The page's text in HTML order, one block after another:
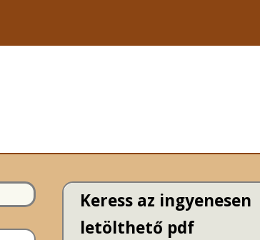
Keress az ingyenesen
letölthető pdf